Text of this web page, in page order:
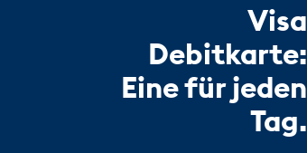
Visa
Debitkarte:
Eine für jeden
Tag.